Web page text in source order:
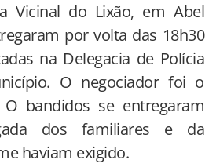
Vicinal do Lixão, em Abel
por volta das 18h30
na Delegacia de Polícia
O negociador foi o
bandidos se entregaram
dos familiares e da
haviam exigido.